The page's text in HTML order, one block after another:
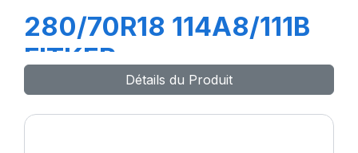
280/70R18 114A8/111B
FITKER
Détails du Produit